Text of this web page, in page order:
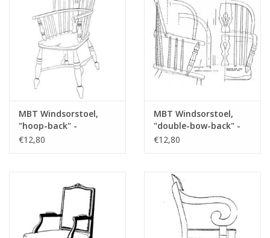
für Preise von "Lakerveldtekeningen" sehe
Opmerkingen
MBT Windsorstoel,
"hoop-back" -
Bouwtekening Schaal 1
€12,80
MBT Windsorstoel,
"double-bow-back" -
Bouwtekening Schaal 1
€12,80